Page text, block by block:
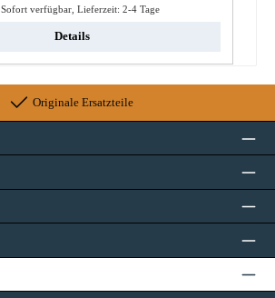
Sofort verfügbar, Lieferzeit: 2-4 Tage
Details
Originale Ersatzteile